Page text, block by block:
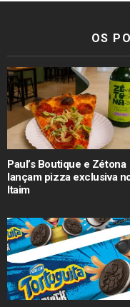
OS
Paul’s Boutique e Zétona
lançam pizza exclusiva
Itaim